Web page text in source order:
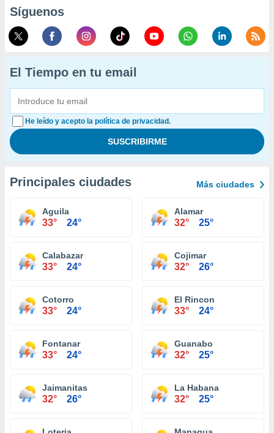
Síguenos
El Tiempo en tu email
He leído y acepto la política de privacidad.
Principales ciudades Más ciudades
Aguila
33° 24°
Alamar
32° 25°
Calabazar
33° 24°
Cojimar
32° 26°
Cotorro
33° 24°
El Rincon
33° 24°
Fontanar
33° 24°
Guanabo
32° 25°
Jaimanitas
32° 26°
La Habana
32° 25°